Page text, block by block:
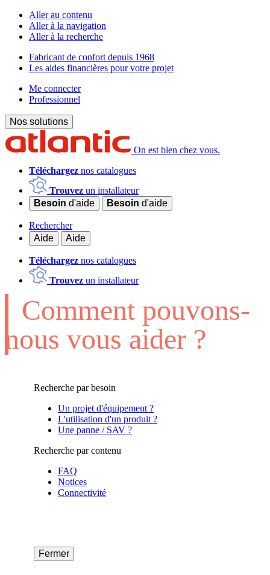
Aller au contenu
Aller à la navigation
Aller à la recherche
Fabricant de confort depuis 1968
Les aides financières pour votre projet
Me connecter
Professionnel
Nos solutions
On est bien chez vous.
Téléchargez nos catalogues
Trouvez un installateur
Besoin d'aide Besoin d'aide
Rechercher
Aide
Aide
Téléchargez nos catalogues
Trouvez un installateur
Comment pouvons-
nous vous aider ?
Recherche par besoin
Un projet d'équipement ?
L'utilisation d'un produit ?
Une panne / SAV ?
Recherche par contenu
FAQ
Notices
Connectivité
Fermer